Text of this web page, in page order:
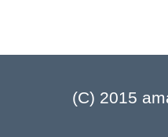
(C) 2015